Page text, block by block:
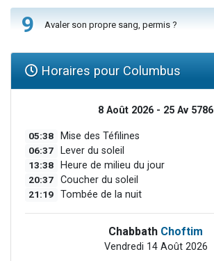
9 Avaler son propre sang, permis ?
Horaires pour Columbus
8 Août 2026 - 25 Av 5786
05:38 Mise des Téfilines
06:37 Lever du soleil
13:38 Heure de milieu du jour
20:37 Coucher du soleil
21:19 Tombée de la nuit
Chabbath Choftim
Vendredi 14 Août 2026